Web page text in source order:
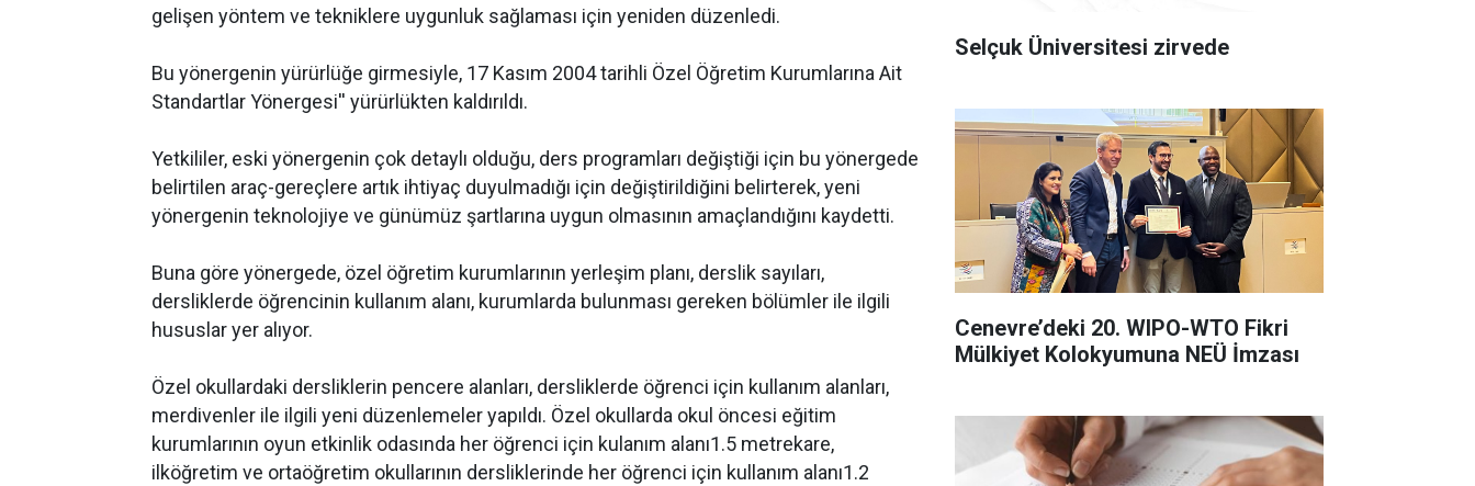
gelişen yöntem ve tekniklere uygunluk sağlaması için yeniden düzenledi.
Bu yönergenin yürürlüğe girmesiyle, 17 Kasım 2004 tarihli Özel Öğretim Kurumlarına Ait
Standartlar Yönergesi'' yürürlükten kaldırıldı.
Yetkililer, eski yönergenin çok detaylı olduğu, ders programları değiştiği için bu yönergede
belirtilen araç-gereçlere artık ihtiyaç duyulmadığı için değiştirildiğini belirterek, yeni
yönergenin teknolojiye ve günümüz şartlarına uygun olmasının amaçlandığını kaydetti.
Buna göre yönergede, özel öğretim kurumlarının yerleşim planı, derslik sayıları,
dersliklerde öğrencinin kullanım alanı, kurumlarda bulunması gereken bölümler ile ilgili
hususlar yer alıyor.
Özel okullardaki dersliklerin pencere alanları, dersliklerde öğrenci için kullanım alanları,
merdivenler ile ilgili yeni düzenlemeler yapıldı. Özel okullarda okul öncesi eğitim
kurumlarının oyun etkinlik odasında her öğrenci için kulanım alanı1.5 metrekare,
ilköğretim ve ortaöğretim okullarının dersliklerinde her öğrenci için kullanım alanı1.2
Selçuk Üniversitesi zirvede
Cenevre’deki 20. WIPO-WTO Fikri
Mülkiyet Kolokyumuna NEÜ İmzası